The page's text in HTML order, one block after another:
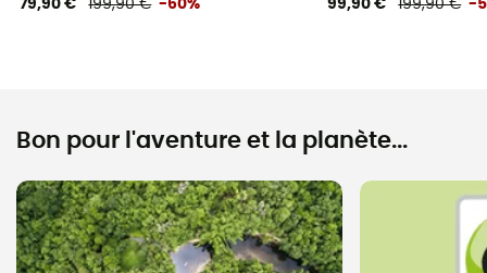
79,90 € 199,90 € -60% 99,90 € 199,90 € -
Bon pour l'aventure et la planète...